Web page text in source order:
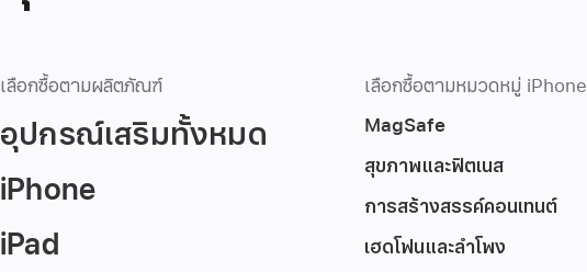
เลือกซื้อตามผลิตภัณฑ์
อุปกรณ์เสริมทั้งหมด
iPhone
iPad
เลือกซื้อตามหมวดหมู่ iPhone
MagSafe
สุขภาพและฟิตเนส
การสร้างสรรค์คอนเทนต์
เฮดโฟนและลำโพง